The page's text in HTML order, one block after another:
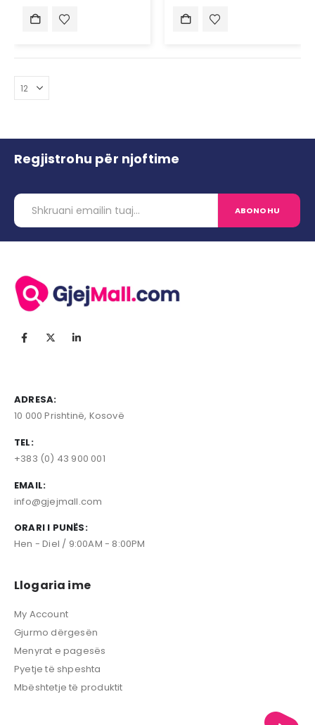
Regjistrohu për njoftime
ADRESA:
10 000 Prishtinë, Kosovë
TEL:
+383 (0) 43 900 001
EMAIL:
info@gjejmall.com
ORARI I PUNËS:
Hen - Diel / 9:00AM - 8:00PM
Llogaria ime
My Account
Gjurmo dërgesën
Menyrat e pagesës
Pyetje të shpeshta
Mbështetje të produktit